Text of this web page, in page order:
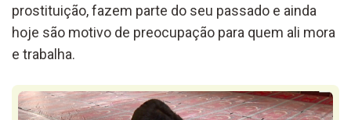
prostituição, fazem parte do seu passado e ainda
hoje são motivo de preocupação para quem ali mora
e trabalha.